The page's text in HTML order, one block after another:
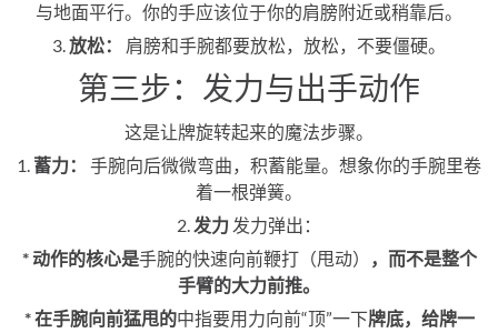
与地面平行。你的手应该位于你的肩膀附近或稍靠后。
3.放松： 肩膀和手腕都要放松，放松，不要僵硬。
第三步：发力与出手动作
这是让牌旋转起来的魔法步骤。
1. 蓄力：
手腕向后微微弯曲，积蓄能量。想象你的手腕里卷
着一根弹簧。
2.发力 发力弹出：
* 动作的核心是手腕的快速向前鞭打（甩动）
，而不是整个
手臂的大力前推。
* 在手腕向前猛甩的中指要用力向前“顶”一下牌底，给牌一